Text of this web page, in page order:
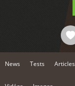
News Tests Articles